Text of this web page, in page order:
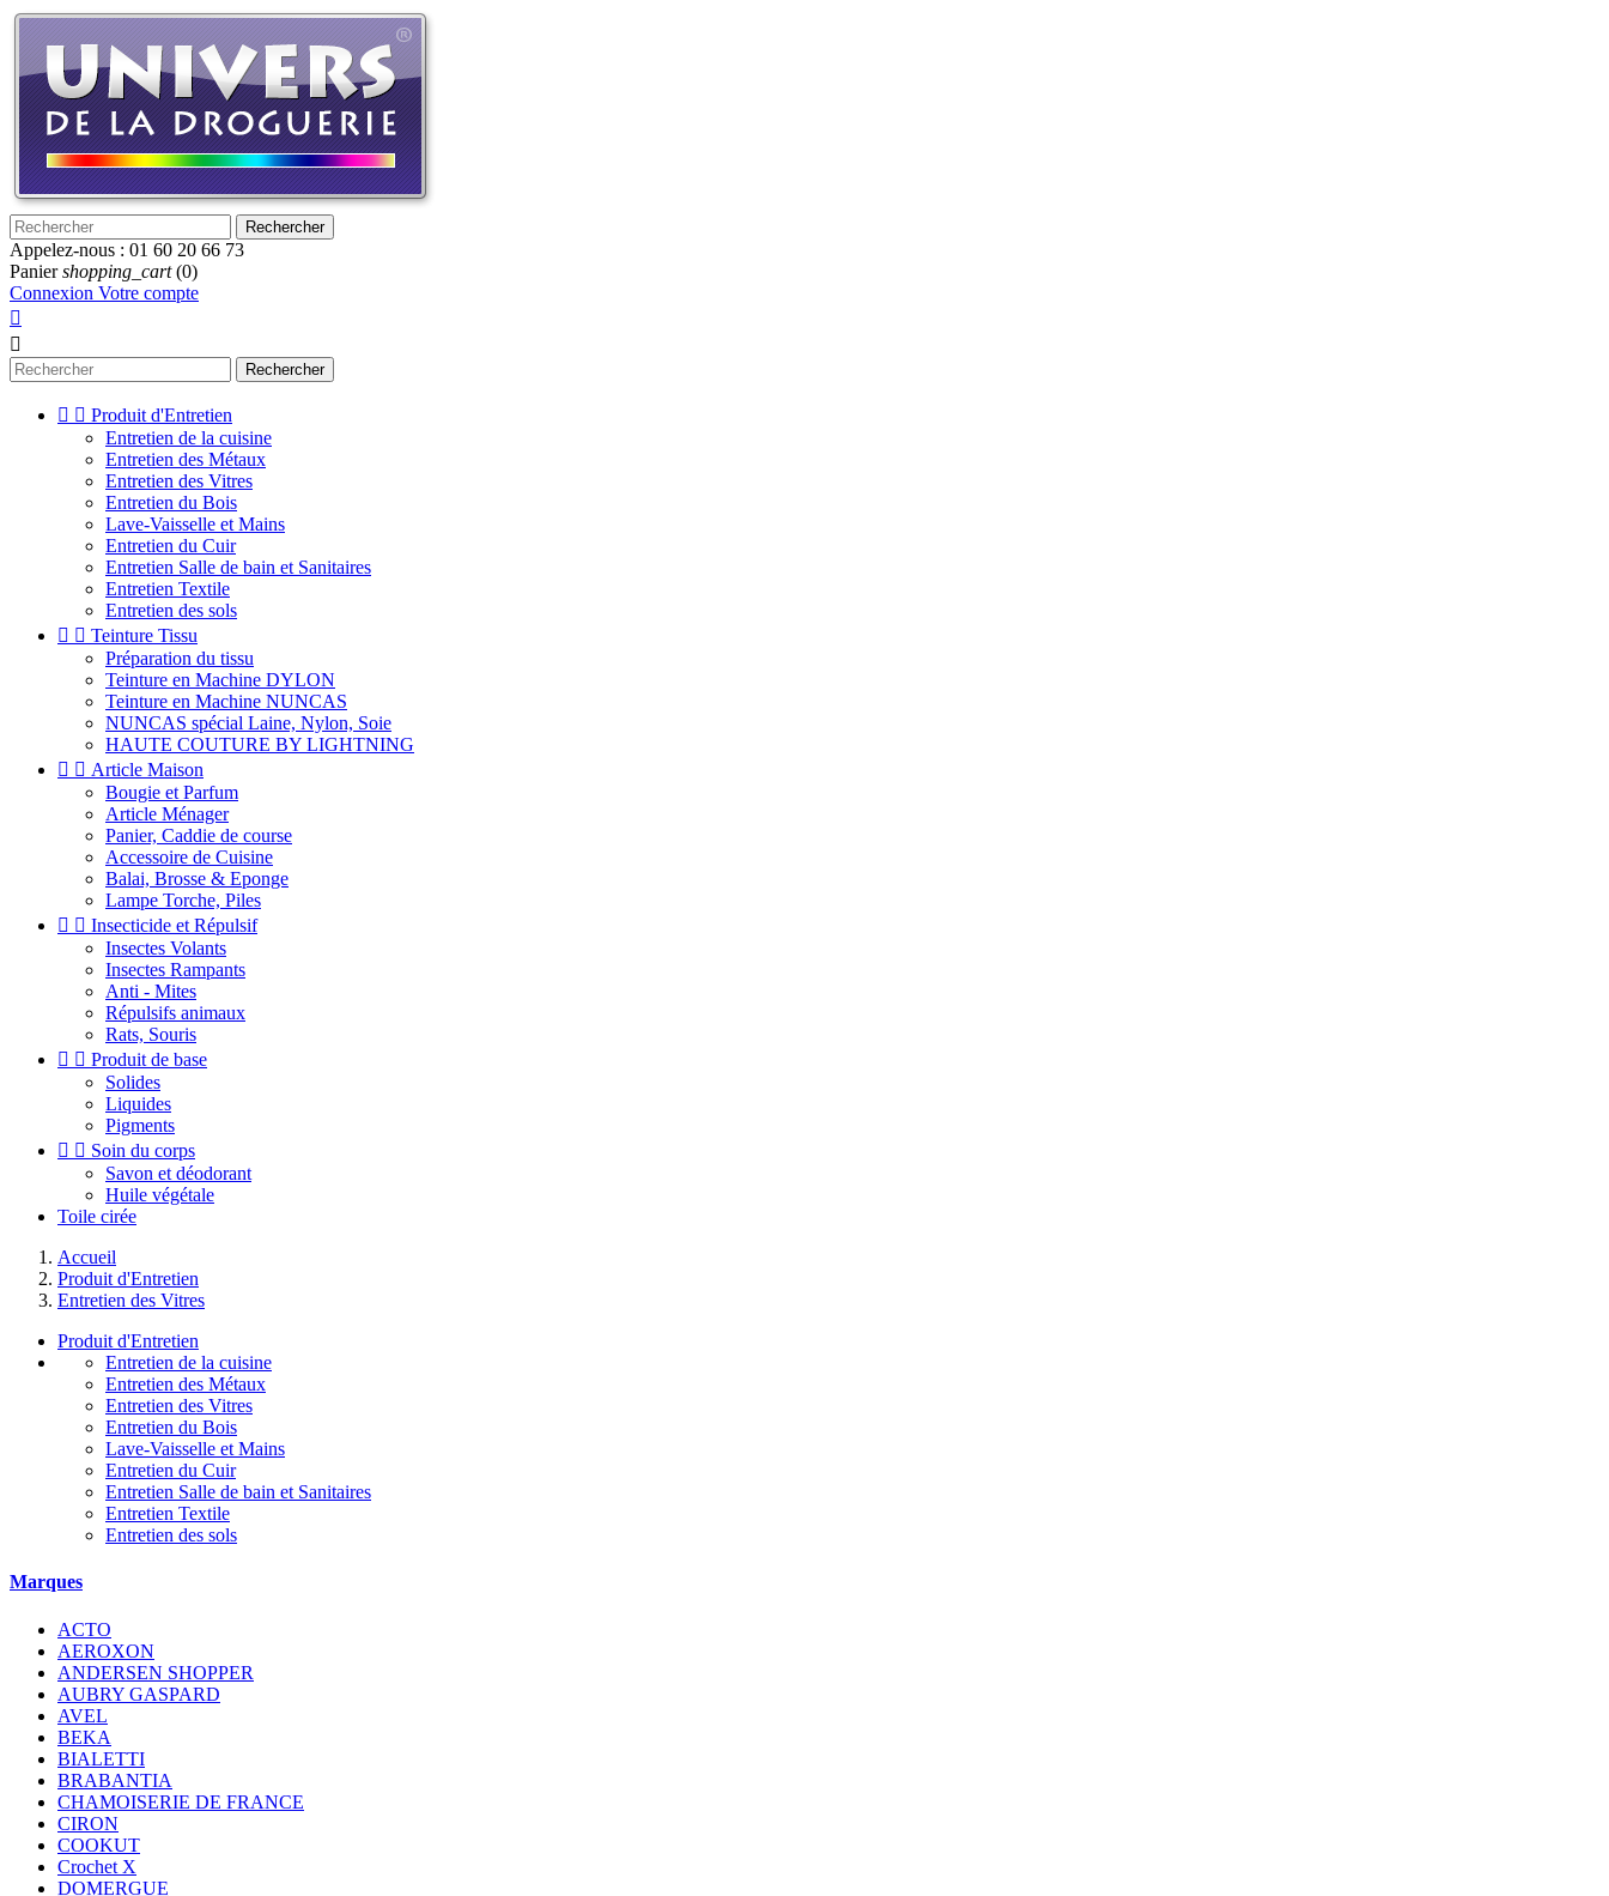
Rechercher
Appelez-nous : 01 60 20 66 73
Panier shopping_cart (0)
Connexion Votre compte


Rechercher
  Produit d'Entretien
Entretien de la cuisine
Entretien des Métaux
Entretien des Vitres
Entretien du Bois
Lave-Vaisselle et Mains
Entretien du Cuir
Entretien Salle de bain et Sanitaires
Entretien Textile
Entretien des sols
  Teinture Tissu
Préparation du tissu
Teinture en Machine DYLON
Teinture en Machine NUNCAS
NUNCAS spécial Laine, Nylon, Soie
HAUTE COUTURE BY LIGHTNING
  Article Maison
Bougie et Parfum
Article Ménager
Panier, Caddie de course
Accessoire de Cuisine
Balai, Brosse & Eponge
Lampe Torche, Piles
  Insecticide et Répulsif
Insectes Volants
Insectes Rampants
Anti - Mites
Répulsifs animaux
Rats, Souris
  Produit de base
Solides
Liquides
Pigments
  Soin du corps
Savon et déodorant
Huile végétale
Toile cirée
Accueil
Produit d'Entretien
Entretien des Vitres
Produit d'Entretien
Entretien de la cuisine
Entretien des Métaux
Entretien des Vitres
Entretien du Bois
Lave-Vaisselle et Mains
Entretien du Cuir
Entretien Salle de bain et Sanitaires
Entretien Textile
Entretien des sols
Marques
ACTO
AEROXON
ANDERSEN SHOPPER
AUBRY GASPARD
AVEL
BEKA
BIALETTI
BRABANTIA
CHAMOISERIE DE FRANCE
CIRON
COOKUT
Crochet X
DOMERGUE